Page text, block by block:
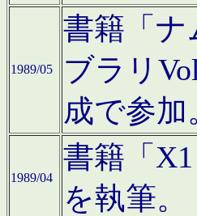
1989/05
書籍「
ブラリ
成で参加
1989/04
書籍「
を執筆。